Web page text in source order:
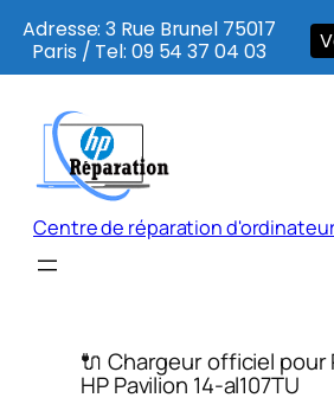
contenu
Centre de réparation d'ordinateur
🔌 Chargeur officiel pour
HP Pavilion 14-al107TU
Adresse: 3 Rue Brunel 75017
Paris / Tel: 09 54 37 04 03